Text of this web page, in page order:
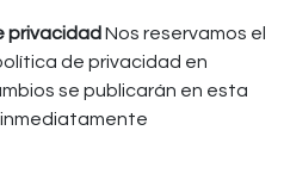
privacidad Nos reservamos el
de privacidad en
se publicarán en esta